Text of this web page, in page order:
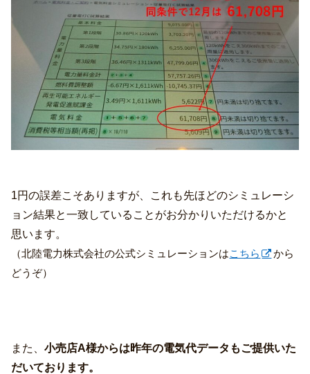
1円の誤差こそありますが、これも先ほどのシミュレーシ
ョン結果と一致していることがお分かりいただけるかと
思います。
（北陸電力株式会社の公式シミュレーションはこちら
から
どうぞ）
また、小売店A様からは昨年の電気代データもご提供いた
だいております。